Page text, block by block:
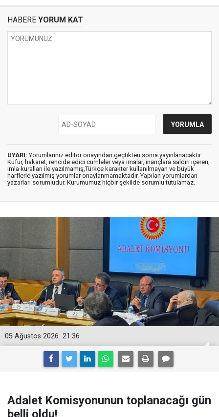
HABERE YORUM KAT
UYARI: Yorumlarınız editör onayından geçtikten sonra yayınlanacaktır.
Küfür, hakaret, rencide edici cümleler veya imalar, inançlara saldırı içeren,
imla kuralları ile yazılmamış,Türkçe karakter kullanılmayan ve büyük
harflerle yazılmış yorumlar onaylanmamaktadır. Yapılan yorumlardan
yazarları sorumludur. Kurumumuz hiçbir şekilde sorumlu tutulamaz.
21:36
05 Ağustos 2026
Adalet Komisyonunun toplanacağı gün
belli oldu!